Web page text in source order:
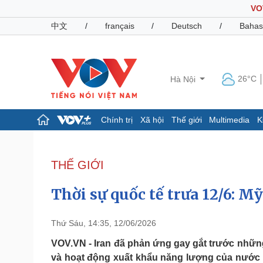
中文
/ français / Deutsch /
Hà Nội 26°C
Chính trị Xã hội Thế giới Multimedia
Đảng
Tổ chức nhân sự
Nhận diện sự thật
Dấu ấn VOV
Pháp luật
Vụ án
Quân sự - Quốc phòng
Vũ khí
THẾ GIỚI
Thời sự quốc tế trưa 12/6:
Thứ Sáu, 14:35, 12/06/2026
VOV.VN - Iran đã phản ứng gay gắt trước
và hoạt động xuất khẩu năng lượng của